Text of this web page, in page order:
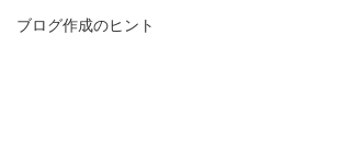
ブログ作成のヒント